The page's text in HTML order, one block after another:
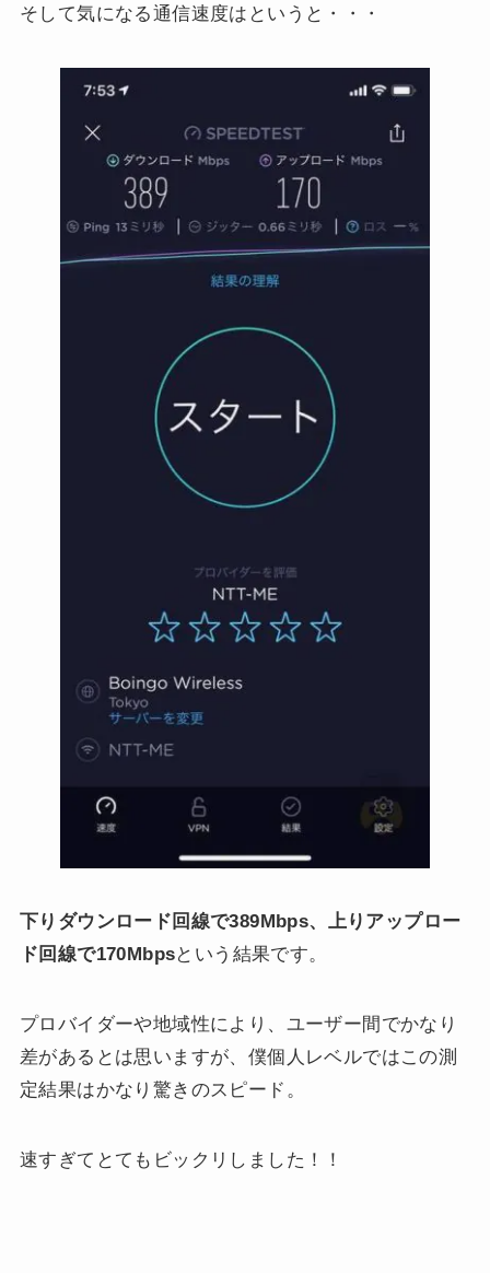
そして気になる通信速度はというと・・・
下りダウンロード回線で389Mbps、上りアップロー
ド回線で170Mbpsという結果です。
プロバイダーや地域性により、ユーザー間でかなり
差があるとは思いますが、僕個人レベルではこの測
定結果はかなり驚きのスピード。
速すぎてとてもビックリしました！！